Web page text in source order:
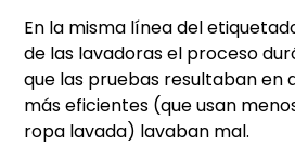
En la misma línea del
de las lavadoras el proceso
que las pruebas resultaban en
más eficientes (que usan
ropa lavada) lavaban mal.